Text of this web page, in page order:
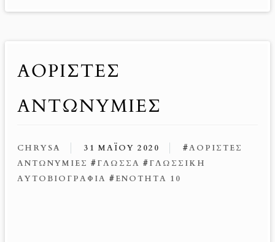
k er
ΑΌΡΙΣΤΕΣ
ΑΝΤΩΝΥΜΊΕΣ
CHRYSA 31 ΜΑΪ́ΟΥ 2020 #ΑΌΡΙΣΤΕΣ
ΑΝΤΩΝΥΜΊΕΣ #ΓΛΏΣΣΑ #ΓΛΩΣΣΙΚΉ
ΑΥΤΟΒΙΟΓΡΑΦΊΑ #ΕΝΌΤΗΤΑ 10